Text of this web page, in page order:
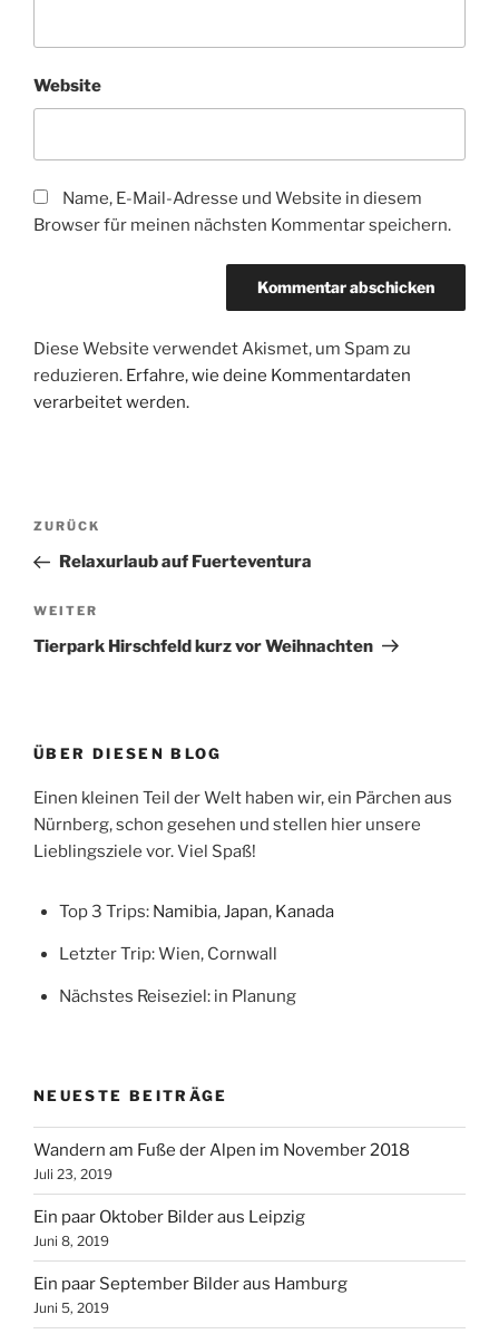
Website
Name, E-Mail-Adresse und Website in diesem
Browser für meinen nächsten Kommentar speichern.
Diese Website verwendet Akismet, um Spam zu
reduzieren. Erfahre, wie deine Kommentardaten
verarbeitet werden.
Beitragsnavigation
Vorheriger
Beitrag
ZURÜCK
Relaxurlaub auf Fuerteventura
Nächster
Beitrag
WEITER
Tierpark Hirschfeld kurz vor Weihnachten
ÜBER DIESEN BLOG
Einen kleinen Teil der Welt haben wir, ein Pärchen aus
Nürnberg, schon gesehen und stellen hier unsere
Lieblingsziele vor. Viel Spaß!
Top 3 Trips: Namibia,Japan, Kanada
Letzter Trip: Wien, Cornwall
Nächstes Reiseziel: in Planung
NEUESTE BEITRÄGE
Wandern am Fuße der Alpen im November 2018
Juli 23, 2019
Ein paar Oktober Bilder aus Leipzig
Juni 8, 2019
Ein paar September Bilder aus Hamburg
Juni 5, 2019